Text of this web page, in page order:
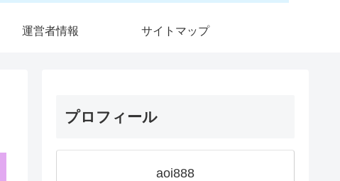
運営者情報 サイトマップ
プロフィール
aoi888